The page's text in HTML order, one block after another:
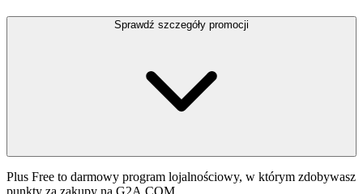
Sprawdź szczegóły promocji
Plus Free to darmowy program lojalnościowy, w którym zdobywasz
punkty za zakupy na G2A.COM.